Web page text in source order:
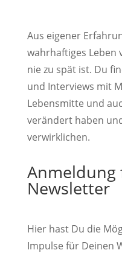
Aus eigener
wahrhaftiges Leben
nie zu spät ist. Du
und Interviews mit
Lebensmitte und
verändert haben
verwirklichen.
Anmeldung
Newsletter
Hier hast Du die
Impulse für Deinen